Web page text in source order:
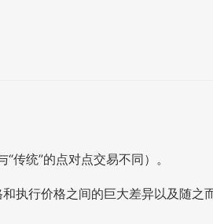
统”的点对点交易不同）。
执行价格之间的巨大差异以及随之